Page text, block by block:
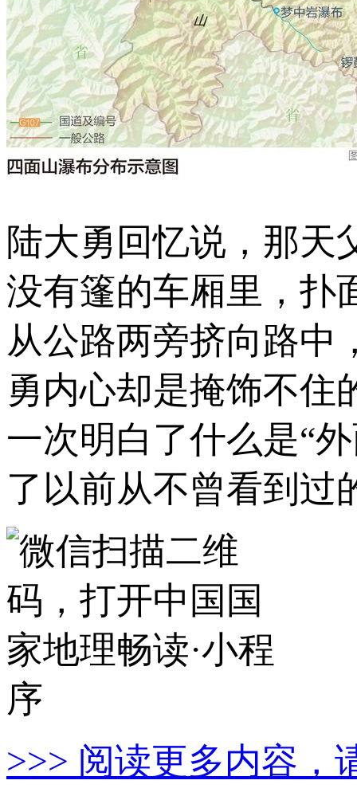
陆大勇回忆说，那天
没有篷的车厢里，扑
从公路两旁挤向路中
勇内心却是掩饰不住
一次明白了什么是“
了以前从不曾看到过
>>> 阅读更多内容，